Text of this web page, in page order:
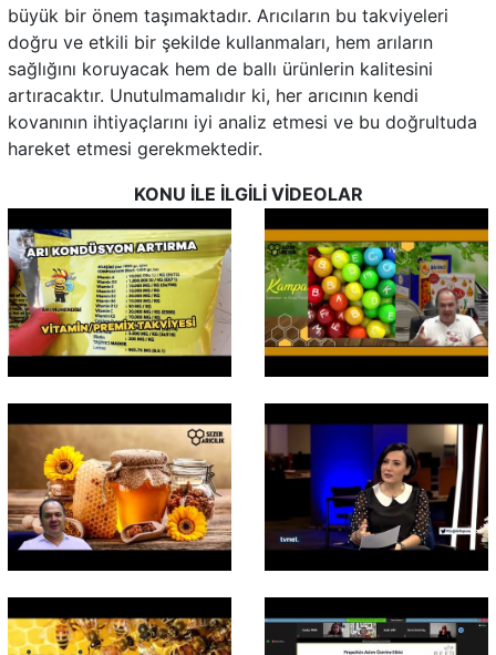
büyük bir önem taşımaktadır. Arıcıların bu takviyeleri
doğru ve etkili bir şekilde kullanmaları, hem arıların
sağlığını koruyacak hem de ballı ürünlerin kalitesini
artıracaktır. Unutulmamalıdır ki, her arıcının kendi
kovanının ihtiyaçlarını iyi analiz etmesi ve bu doğrultuda
hareket etmesi gerekmektedir.
KONU İLE İLGİLİ VİDEOLAR